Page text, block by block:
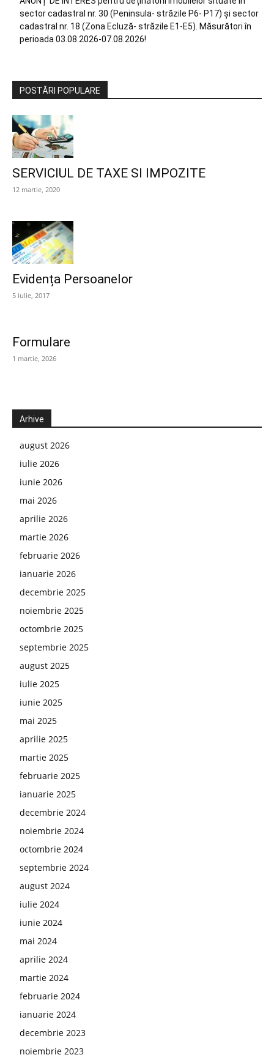
sector cadastral nr. 30 (Peninsula- străzile P6- P17) și sector
cadastral nr. 18 (Zona Ecluză- străzile E1-E5). Măsurători în
perioada 03.08.2026-07.08.2026!
POSTĂRI POPULARE
SERVICIUL DE TAXE SI IMPOZITE
12 martie, 2020
Evidența Persoanelor
5 iulie, 2017
Formulare
1 martie, 2026
Arhive
august 2026
iulie 2026
iunie 2026
mai 2026
aprilie 2026
martie 2026
februarie 2026
ianuarie 2026
decembrie 2025
noiembrie 2025
octombrie 2025
septembrie 2025
august 2025
iulie 2025
iunie 2025
mai 2025
aprilie 2025
martie 2025
februarie 2025
ianuarie 2025
decembrie 2024
noiembrie 2024
octombrie 2024
septembrie 2024
august 2024
iulie 2024
iunie 2024
mai 2024
aprilie 2024
martie 2024
februarie 2024
ianuarie 2024
decembrie 2023
noiembrie 2023